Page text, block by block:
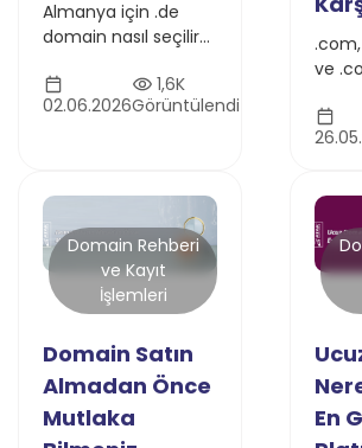
Almanya için .de
domain nasıl seçilir?
avantajları, IDN
kullanımı ve marka
02.06.2026
1,6K
Görüntülendi
ve
Domain Rehberi
ve Kayıt
İşlemleri
Domain Satın
Almadan Önce
Mutlaka
En